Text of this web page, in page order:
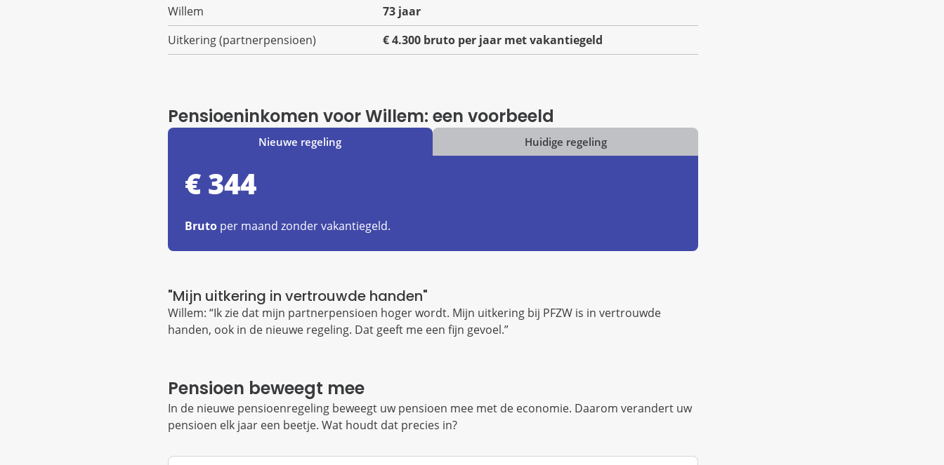
Willem
73 jaar
Uitkering (partnerpensioen)
€ 4.300 bruto per jaar met vakantiegeld
Pensioeninkomen voor Willem: een voorbeeld
€ 344
Bruto per maand zonder vakantiegeld.
"Mijn uitkering in vertrouwde handen"
Willem: “Ik zie dat mijn partnerpensioen hoger wordt. Mijn uitkering bij PFZW is in vertrouwde
handen, ook in de nieuwe regeling. Dat geeft me een fijn gevoel.”
Pensioen beweegt mee
In de nieuwe pensioenregeling beweegt uw pensioen mee met de economie. Daarom verandert uw
pensioen elk jaar een beetje. Wat houdt dat precies in?